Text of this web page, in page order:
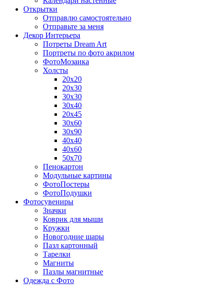
Открытки
Отправлю самостоятельно
Отправьте за меня
Декор Интерьера
Потреты Dream Art
Портреты по фото акрилом
ФотоМозаика
Холсты
20х20
20х30
30х30
30х40
20х45
30х60
30х90
40х40
40х60
50х70
Пенокартон
Модульные картины
ФотоПостеры
ФотоПодушки
Фотоcувениры
Значки
Коврик для мыши
Кружки
Новогодние шары
Пазл картонный
Тарелки
Магниты
Пазлы магнитные
Одежда с Фото